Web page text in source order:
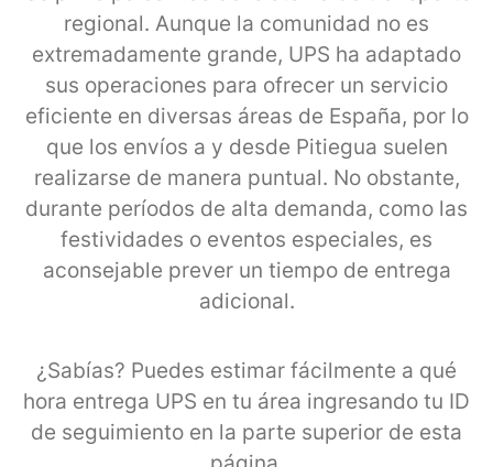
regional. Aunque la comunidad no es
extremadamente grande, UPS ha adaptado
sus operaciones para ofrecer un servicio
eficiente en diversas áreas de España, por lo
que los envíos a y desde Pitiegua suelen
realizarse de manera puntual. No obstante,
durante períodos de alta demanda, como las
festividades o eventos especiales, es
aconsejable prever un tiempo de entrega
adicional.
¿Sabías? Puedes estimar fácilmente a qué
hora entrega UPS en tu área ingresando tu ID
de seguimiento en la parte superior de esta